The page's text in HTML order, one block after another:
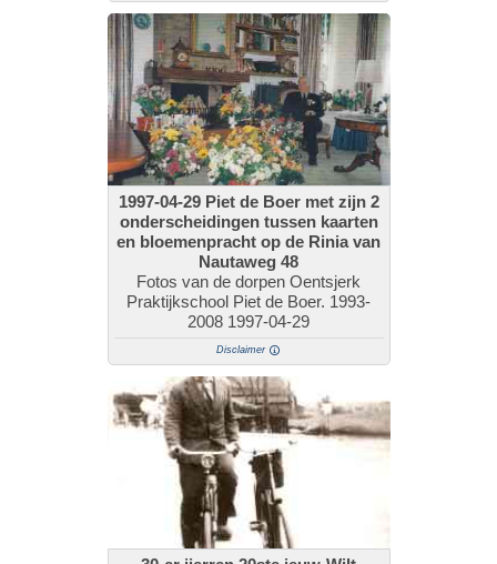
1997-04-29 Piet de Boer met zijn 2
onderscheidingen tussen kaarten
en bloemenpracht op de Rinia van
Nautaweg 48
Fotos van de dorpen Oentsjerk
Praktijkschool Piet de Boer. 1993-
2008 1997-04-29
Disclaimer